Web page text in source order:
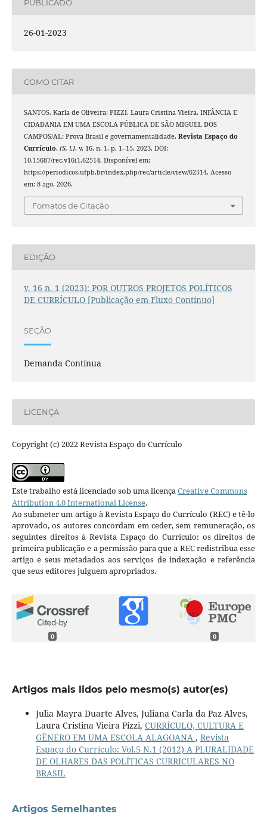
PUBLICADO
26-01-2023
COMO CITAR
SANTOS, Karla de Oliveira; PIZZI, Laura Cristina Vieira. INFÂNCIA E
CIDADANIA EM UMA ESCOLA PÚBLICA DE SÃO MIGUEL DOS
CAMPOS/AL: Prova Brasil e governamentalidade. Revista Espaço do
Currículo, [S. l.], v. 16, n. 1, p. 1–15, 2023. DOI:
10.15687/rec.v16i1.62514. Disponível em:
https://periodicos.ufpb.br/index.php/rec/article/view/62514. Acesso
em: 8 ago. 2026.
Fomatos de Citação
EDIÇÃO
v. 16 n. 1 (2023): POR OUTROS PROJETOS POLÍTICOS
DE CURRÍCULO [Publicação em Fluxo Contínuo]
SEÇÃO
Demanda Contínua
LICENÇA
Copyright (c) 2022 Revista Espaço do Currículo
Este trabalho está licenciado sob uma licençaCreative Commons
Attribution 4.0 International License.
Ao submeter um artigo à Revista Espaço do Currículo (REC) e tê-lo
aprovado, os autores concordam em ceder, sem remuneração, os
seguintes direitos à Revista Espaço do Currículo: os direitos de
primeira publicação e a permissão para que a REC redistribua esse
artigo e seus metadados aos serviços de indexação e referência
que seus editores julguem apropriados.
0 0
Artigos mais lidos pelo mesmo(s) autor(es)
Julia Mayra Duarte Alves, Juliana Carla da Paz Alves,
Laura Cristina Vieira Pizzi, CURRÍCULO, CULTURA E
GÊNERO EM UMA ESCOLA ALAGOANA , Revista
Espaço do Currículo: Vol.5 N.1 (2012) A PLURALIDADE
DE OLHARES DAS POLÍTICAS CURRICULARES NO
BRASIL
Artigos Semelhantes